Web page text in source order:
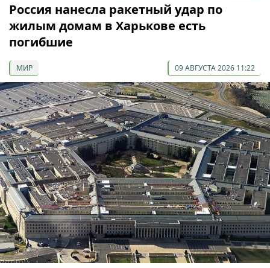
Россия нанесла ракетный удар по
жилым домам в Харькове есть
погибшие
МИР 09 АВГУСТА 2026 11:22